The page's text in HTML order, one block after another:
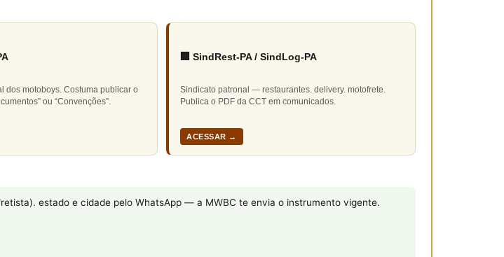
dos motoboys. Costuma publicar o
ou “Convenções”.
🏢 SindRest-PA / SindLog-PA
Sindicato patronal — restaurantes. delivery. motofrete.
Publica o PDF da CCT em comunicados.
ACESSAR →
estado e cidade pelo WhatsApp — a MWBC te envia o instrumento vigente.